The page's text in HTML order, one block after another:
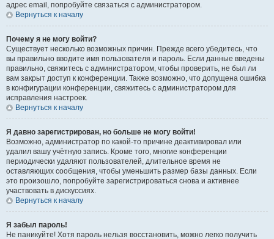
адрес email, попробуйте связаться с администратором.
Вернуться к началу
Почему я не могу войти?
Существует несколько возможных причин. Прежде всего убедитесь, что
вы правильно вводите имя пользователя и пароль. Если данные введены
правильно, свяжитесь с администратором, чтобы проверить, не был ли
вам закрыт доступ к конференции. Также возможно, что допущена ошибка
в конфигурации конференции, свяжитесь с администратором для
исправления настроек.
Вернуться к началу
Я давно зарегистрирован, но больше не могу войти!
Возможно, администратор по какой-то причине деактивировал или
удалил вашу учётную запись. Кроме того, многие конференции
периодически удаляют пользователей, длительное время не
оставляющих сообщения, чтобы уменьшить размер базы данных. Если
это произошло, попробуйте зарегистрироваться снова и активнее
участвовать в дискуссиях.
Вернуться к началу
Я забыл пароль!
Не паникуйте! Хотя пароль нельзя восстановить, можно легко получить